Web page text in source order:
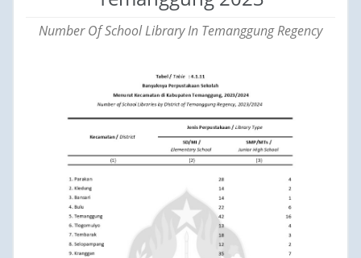
Number Of School Library In Temanggung Regency